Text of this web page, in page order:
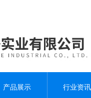
产品展示 行业资讯